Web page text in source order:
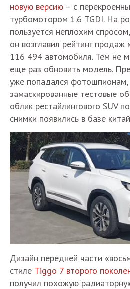
новую версию – с
турбомотором 1.6 TGDI. На
пользуется неплохим
он возглавил рейтинг продаж
116 494 автомобиля. Тем не
еще раз обновить модель.
уже попадался
замаскированные тестовые
облик рестайлингового SUV
снимки появились в базе
Дизайн передней части
стиле Tiggo 7 второго
получил похожую